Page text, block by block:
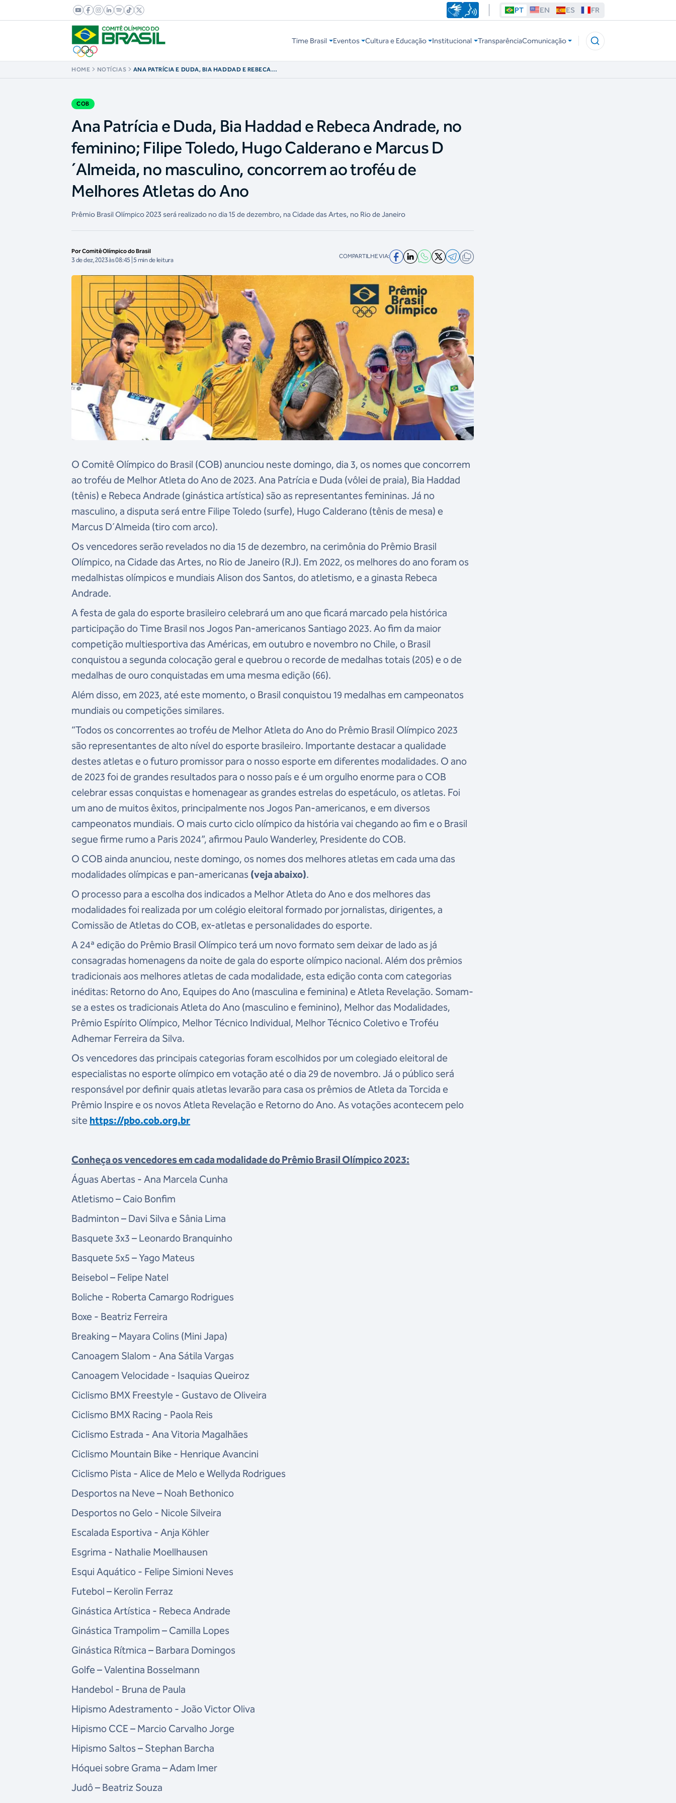
PT EN ES FR
Time Brasil Eventos Cultura e Educação Institucional TransparênciaComunicação
HOME NOTÍCIAS
ANA PATRÍCIA E DUDA, BIA HADDAD E REBECA
COB
Ana Patrícia e Duda, Bia Haddad e Rebeca Andrade, no
feminino; Filipe Toledo, Hugo Calderano e Marcus D
´Almeida, no masculino, concorrem ao troféu de
Melhores Atletas do Ano
Prêmio Brasil Olímpico 2023 será realizado no dia 15 de dezembro, na Cidade das Artes, no Rio de Janeiro
Por Comitê Olímpico do Brasil
3 de dez, 2023 às 08:45 | 5 min de leitura COMPARTILHE VIA:
O Comitê Olímpico do Brasil (COB) anunciou neste domingo, dia 3, os nomes que concorrem
ao troféu de Melhor Atleta do Ano de 2023. Ana Patrícia e Duda (vôlei de praia), Bia Haddad
(tênis) e Rebeca Andrade (ginástica artística) são as representantes femininas. Já no
masculino, a disputa será entre Filipe Toledo (surfe), Hugo Calderano (tênis de mesa) e
Marcus D´Almeida (tiro com arco).
Os vencedores serão revelados no dia 15 de dezembro, na cerimônia do Prêmio Brasil
Olímpico, na Cidade das Artes, no Rio de Janeiro (RJ). Em 2022, os melhores do ano foram os
medalhistas olímpicos e mundiais Alison dos Santos, do atletismo, e a ginasta Rebeca
Andrade.
A festa de gala do esporte brasileiro celebrará um ano que ficará marcado pela histórica
participação do Time Brasil nos Jogos Pan-americanos Santiago 2023. Ao fim da maior
competição multiesportiva das Américas, em outubro e novembro no Chile, o Brasil
conquistou a segunda colocação geral e quebrou o recorde de medalhas totais (205) e o de
medalhas de ouro conquistadas em uma mesma edição (66).
Além disso, em 2023, até este momento, o Brasil conquistou 19 medalhas em campeonatos
mundiais ou competições similares.
“Todos os concorrentes ao troféu de Melhor Atleta do Ano do Prêmio Brasil Olímpico 2023
são representantes de alto nível do esporte brasileiro. Importante destacar a qualidade
destes atletas e o futuro promissor para o nosso esporte em diferentes modalidades. O ano
de 2023 foi de grandes resultados para o nosso país e é um orgulho enorme para o COB
celebrar essas conquistas e homenagear as grandes estrelas do espetáculo, os atletas. Foi
um ano de muitos êxitos, principalmente nos Jogos Pan-americanos, e em diversos
campeonatos mundiais. O mais curto ciclo olímpico da história vai chegando ao fim e o Brasil
segue firme rumo a Paris 2024”, afirmou Paulo Wanderley, Presidente do COB.
O COB ainda anunciou, neste domingo, os nomes dos melhores atletas em cada uma das
modalidades olímpicas e pan-americanas (veja abaixo).
O processo para a escolha dos indicados a Melhor Atleta do Ano e dos melhores das
modalidades foi realizada por um colégio eleitoral formado por jornalistas, dirigentes, a
Comissão de Atletas do COB, ex-atletas e personalidades do esporte.
A 24ª edição do Prêmio Brasil Olímpico terá um novo formato sem deixar de lado as já
consagradas homenagens da noite de gala do esporte olímpico nacional. Além dos prêmios
tradicionais aos melhores atletas de cada modalidade, esta edição conta com categorias
inéditas: Retorno do Ano, Equipes do Ano (masculina e feminina) e Atleta Revelação. Somam-
se a estes os tradicionais Atleta do Ano (masculino e feminino), Melhor das Modalidades,
Prêmio Espírito Olímpico, Melhor Técnico Individual, Melhor Técnico Coletivo e Troféu
Adhemar Ferreira da Silva.
Os vencedores das principais categorias foram escolhidos por um colegiado eleitoral de
especialistas no esporte olímpico em votação até o dia 29 de novembro. Já o público será
responsável por definir quais atletas levarão para casa os prêmios de Atleta da Torcida e
Prêmio Inspire e os novos Atleta Revelação e Retorno do Ano. As votações acontecem pelo
site https://pbo.cob.org.br
Conheça os vencedores em cada modalidade do Prêmio Brasil Olímpico 2023:
Águas Abertas - Ana Marcela Cunha
Atletismo – Caio Bonfim
Badminton – Davi Silva e Sânia Lima
Basquete 3x3 – Leonardo Branquinho
Basquete 5x5 – Yago Mateus
Beisebol – Felipe Natel
Boliche - Roberta Camargo Rodrigues
Boxe - Beatriz Ferreira
Breaking – Mayara Colins (Mini Japa)
Canoagem Slalom - Ana Sátila Vargas
Canoagem Velocidade - Isaquias Queiroz
Ciclismo BMX Freestyle - Gustavo de Oliveira
Ciclismo BMX Racing - Paola Reis
Ciclismo Estrada - Ana Vitoria Magalhães
Ciclismo Mountain Bike - Henrique Avancini
Ciclismo Pista - Alice de Melo e Wellyda Rodrigues
Desportos na Neve – Noah Bethonico
Desportos no Gelo - Nicole Silveira
Escalada Esportiva - Anja Köhler
Esgrima - Nathalie Moellhausen
Esqui Aquático - Felipe Simioni Neves
Futebol – Kerolin Ferraz
Ginástica Artística - Rebeca Andrade
Ginástica Trampolim – Camilla Lopes
Ginástica Rítmica – Barbara Domingos
Golfe – Valentina Bosselmann
Handebol - Bruna de Paula
Hipismo Adestramento - João Victor Oliva
Hipismo CCE – Marcio Carvalho Jorge
Hipismo Saltos – Stephan Barcha
Hóquei sobre Grama – Adam Imer
Judô – Beatriz Souza